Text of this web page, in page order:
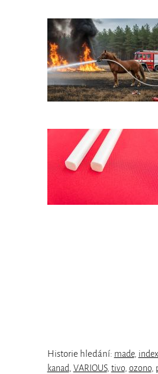
Historie hledání: made, index
kanad VARIOUS, tivo, ozono,